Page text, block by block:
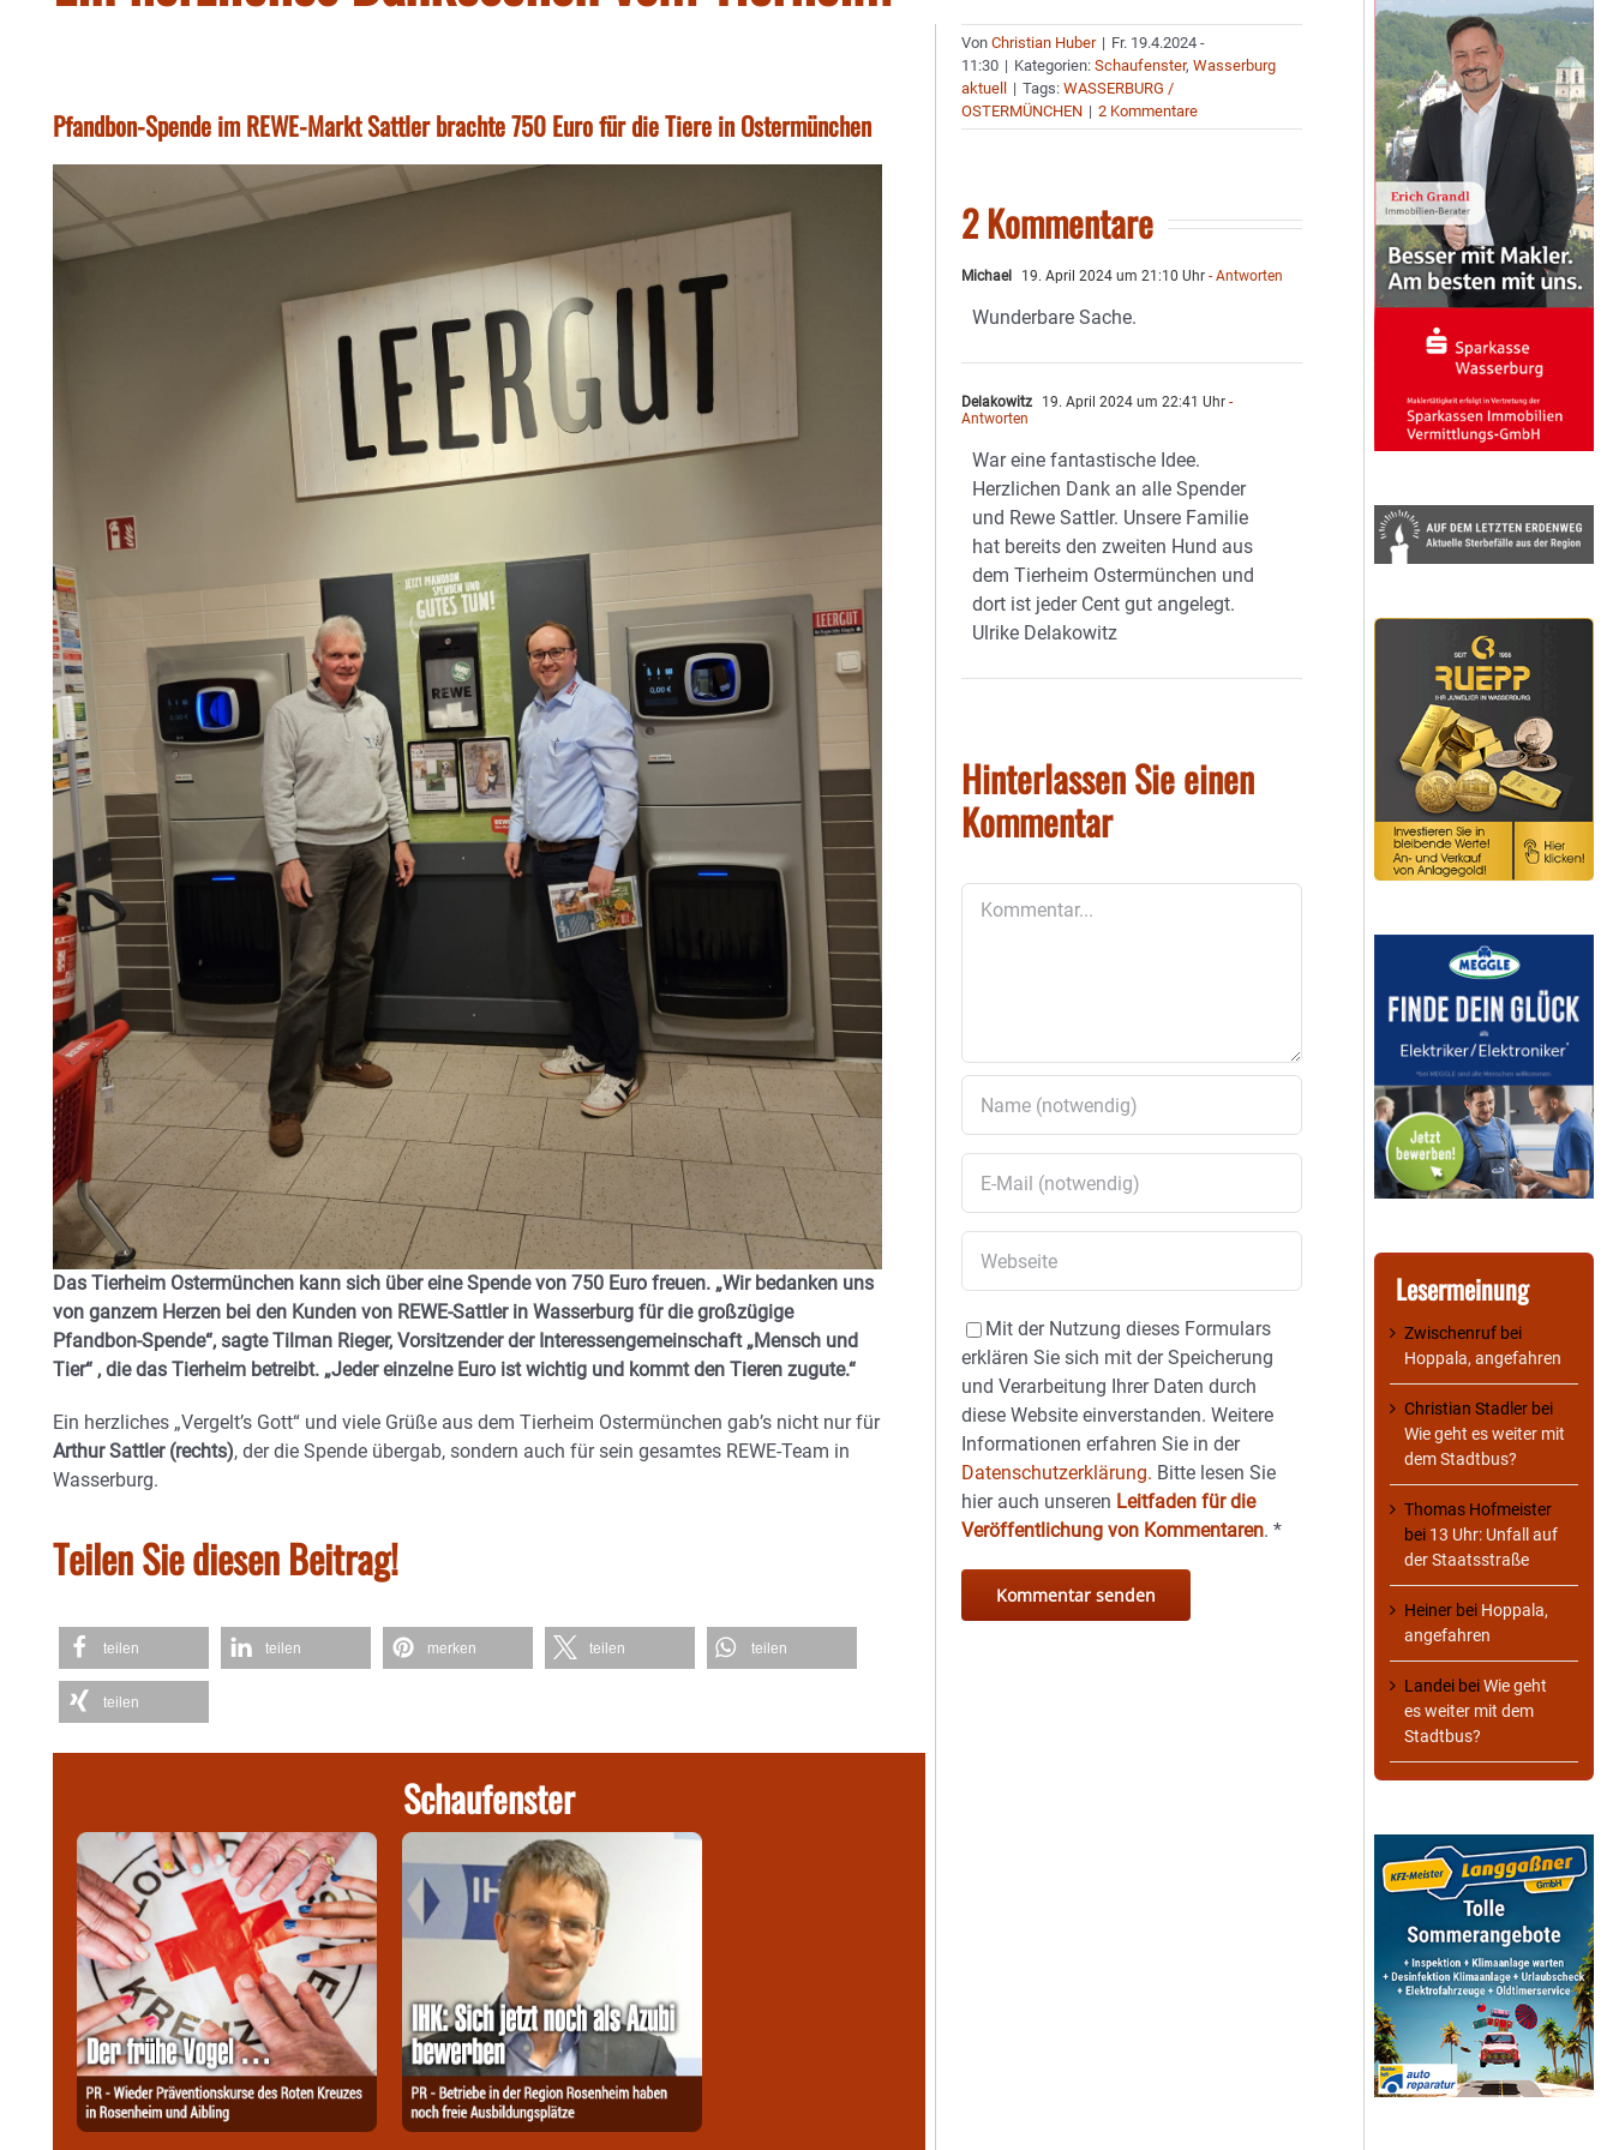
Pfandbon-Spende im REWE-Markt Sattler brachte 750 Euro für die Tiere in Ostermünchen
Das Tierheim Ostermünchen kann sich über eine Spende von 750 Euro freuen. „Wir bedanken uns
von ganzem Herzen bei den Kunden von REWE-Sattler in Wasserburg für die großzügige
Pfandbon-Spende“, sagte Tilman Rieger, Vorsitzender der Interessengemeinschaft „Mensch und
Tier“ , die das Tierheim betreibt. „Jeder einzelne Euro ist wichtig und kommt den Tieren zugute.“
Ein herzliches „Vergelt’s Gott“ und viele Grüße aus dem Tierheim Ostermünchen gab’s nicht nur für
Arthur Sattler (rechts), der die Spende übergab, sondern auch für sein gesamtes REWE-Team in
Wasserburg.
Teilen Sie diesen Beitrag!
teilen teilen merken teilen teilen
teilen
Schaufenster
VonChristian Huber | Fr. 19.4.2024 -
11:30 | Kategorien:Schaufenster,Wasserburg
aktuell
| Tags:WASSERBURG /
OSTERMÜNCHEN | 2 Kommentare
2 Kommentare
Michael 19. April 2024 um 21:10 Uhr - Antworten
Wunderbare Sache.
Delakowitz 19. April 2024 um 22:41 Uhr -
Antworten
War eine fantastische Idee.
Herzlichen Dank an alle Spender
und Rewe Sattler. Unsere Familie
hat bereits den zweiten Hund aus
dem Tierheim Ostermünchen und
dort ist jeder Cent gut angelegt.
Ulrike Delakowitz
Hinterlassen Sie einen
Kommentar
Mit der Nutzung dieses Formulars
erklären Sie sich mit der Speicherung
und Verarbeitung Ihrer Daten durch
diese Website einverstanden. Weitere
Informationen erfahren Sie in der
Datenschutzerklärung. Bitte lesen Sie
hier auch unseren Leitfaden für die
Veröffentlichung von Kommentaren.*
Lesermeinung
Zwischenruf bei
Hoppala, angefahren
Christian Stadler bei
Wie geht es weiter mit
dem Stadtbus?
Thomas Hofmeister
bei 13 Uhr: Unfall auf
der Staatsstraße
Heiner bei Hoppala,
angefahren
Landei beiWie geht
es weiter mit dem
Stadtbus?